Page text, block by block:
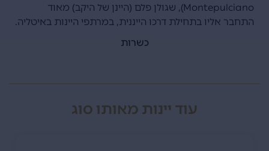
Montepulciano), שגולן פלם (היינן של היקב) מאוד
התחבר אליו בתחילת דרכו הייננית, במרתפי היינות באיטליה.
כשרות
עוד יינות מאותו סוג